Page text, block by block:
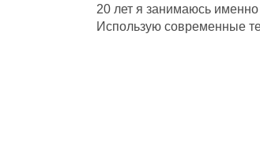
20 лет я занимаюсь
Использую современные